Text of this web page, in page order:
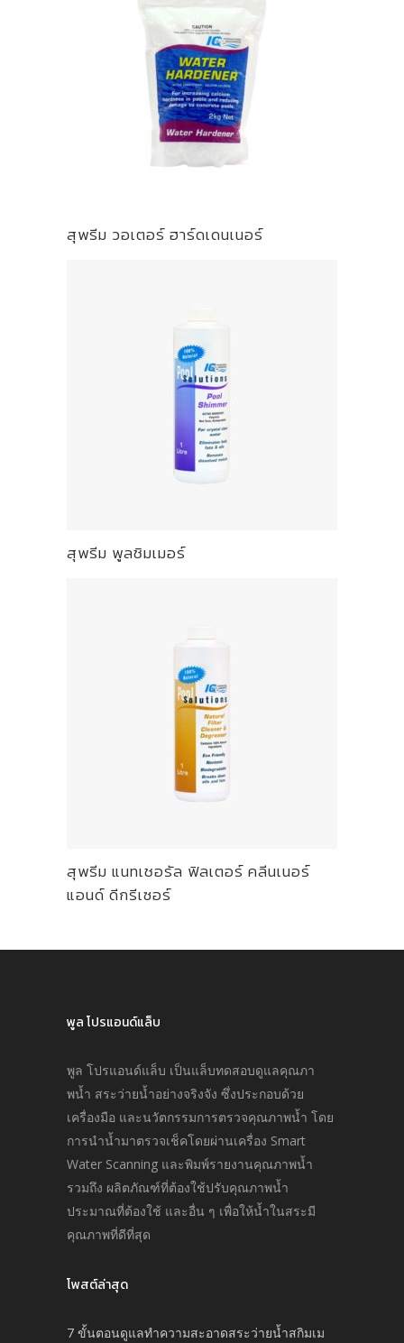
สุพรีม วอเตอร์ ฮาร์ดเดนเนอร์
สุพรีม พูลชิมเมอร์
สุพรีม แนทเชอรัล ฟิลเตอร์ คลีนเนอร์
แอนด์ ดีกรีเซอร์
พูล โปรแอนด์แล็บ
พูล โปรแอนด์แล็บ เป็นแล็บทดสอบดูแลคุณภา
พนํ้า สระว่ายนํ้าอย่างจริงจัง ซึ่งประกอบด้วย
เครื่องมือ และนวัตกรรมการตรวจคุณภาพนํ้า โดย
การนำนํ้ามาตรวจเช็คโดยผ่านเครื่อง Smart
Water Scanning และพิมพ์รายงานคุณภาพนํ้า
รวมถึง ผลิตภัณฑ์ที่ต้องใช้ปรับคุณภาพนํ้า
ประมาณที่ต้องใช้ และอื่น ๆ เพื่อให้นํ้าในสระมี
คุณภาพที่ดีที่สุด
โพสต์ล่าสุด
7 ขั้นตอนดูแลทำความสะอาดสระว่ายน้ำสกิมเม